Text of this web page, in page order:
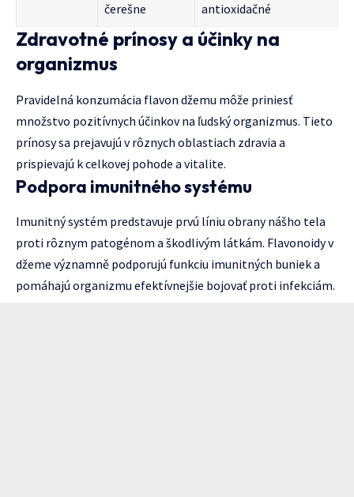
čerešne antioxidačné
Zdravotné prínosy a účinky na
organizmus
Pravidelná konzumácia flavon džemu môže priniesť
množstvo pozitívnych účinkov na ľudský organizmus. Tieto
prínosy sa prejavujú v rôznych oblastiach zdravia a
prispievajú k celkovej pohode a vitalite.
Podpora imunitného systému
Imunitný systém predstavuje prvú líniu obrany nášho tela
proti rôznym patogénom a škodlivým látkám. Flavonoidy v
džeme významně podporujú funkciu imunitných buniek a
pomáhajú organizmu efektívnejšie bojovať proti infekciám.